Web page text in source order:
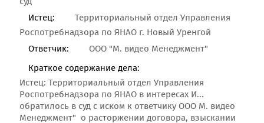
Истец:
Территориальный отдел Управления
Роспотребнадзора по ЯНАО г. Новый Уренгой
Ответчик:
ООО "М. видео Менеджмент"
Краткое содержание дела:
Истец: Территориальный отдел Управления
Роспотребнадзора по ЯНАО в интересах И...
обратилось в суд с иском к ответчику ООО М. видео
Менеджмент" о расторжении договора, взыскании